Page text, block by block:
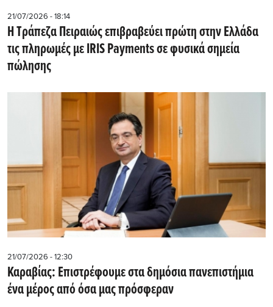
21/07/2026 - 18:14
Η Τράπεζα Πειραιώς επιβραβεύει πρώτη στην Ελλάδα
τις πληρωμές με IRIS Payments σε φυσικά σημεία
πώλησης
21/07/2026 - 12:30
Καραβίας: Επιστρέφουμε στα δημόσια πανεπιστήμια
ένα μέρος από όσα μας πρόσφεραν